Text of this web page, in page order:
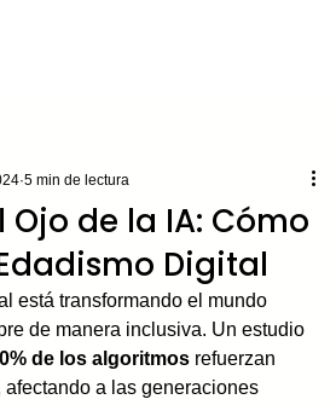
Ojo de la IA: Cómo
Digital
5 min de lectura
está transformando el mundo
de manera inclusiva. Un estudio
de los algoritmos refuerzan
a las generaciones